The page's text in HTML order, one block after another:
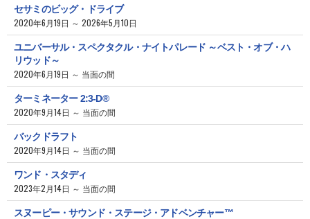
セサミのビッグ・ドライブ
2020年6月19日 ～ 2026年5月10日
ユニバーサル・スペクタクル・ナイトパレード ～ベスト・オブ・ハ
リウッド～
2020年6月19日 ～ 当面の間
ターミネーター 2:3-D®
2020年9月14日 ～ 当面の間
バックドラフト
2020年9月14日 ～ 当面の間
ワンド・スタディ
2023年2月14日 ～ 当面の間
スヌーピー・サウンド・ステージ・アドベンチャー™